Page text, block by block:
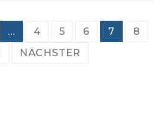
… 4 5 6 7
8
NÄCHSTER